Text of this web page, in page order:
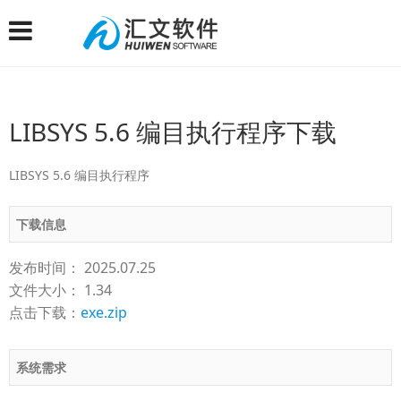
LIBSYS 5.6 编目执行程序下载
LIBSYS 5.6 编目执行程序
下载信息
发布时间： 2025.07.25
文件大小： 1.34
点击下载： exe.zip
系统需求